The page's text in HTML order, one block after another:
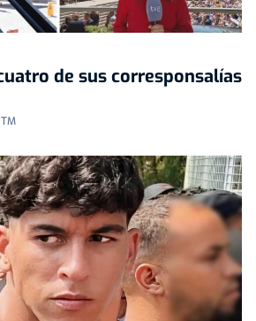
de sus corresponsalías